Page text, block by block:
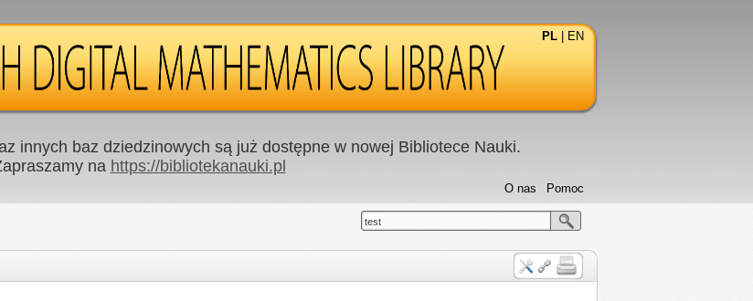
PL EN
innych baz dziedzinowych są już dostępne w nowej Bibliotece Nauki.
na https://bibliotekanauki.pl
Pomoc
O nas
test